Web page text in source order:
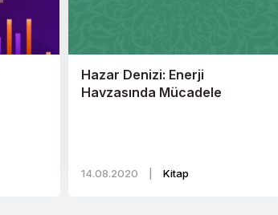
Hazar Denizi: Enerji
Havzasında Mücadele
14.08.2020 Kitap